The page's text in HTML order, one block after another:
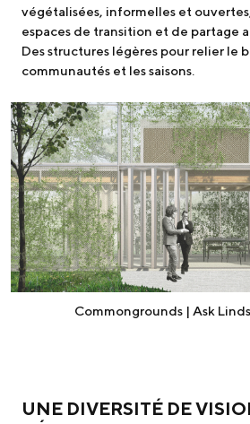
végétalisées, informelles et
espaces de transition et de partage
Des structures légères pour relier le
communautés et les saisons.
Commongrounds | Ask
UNE DIVERSITÉ DE